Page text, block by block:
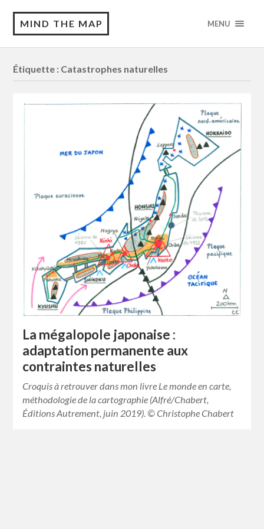
MIND THE MAP MENU
Étiquette : Catastrophes naturelles
La mégalopole japonaise :
adaptation permanente aux
contraintes naturelles
Croquis à retrouver dans mon livre Le monde en carte,
méthodologie de la cartographie (Alfré/Chabert,
Éditions Autrement, juin 2019). © Christophe Chabert